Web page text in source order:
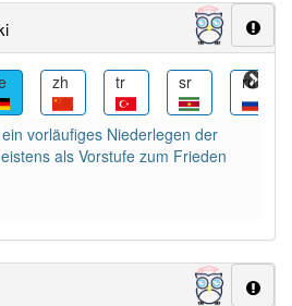
×
" enden, haben fast immer
zh tr sr ru
vorläufiges Niederlegen der
als Vorstufe zum Frieden